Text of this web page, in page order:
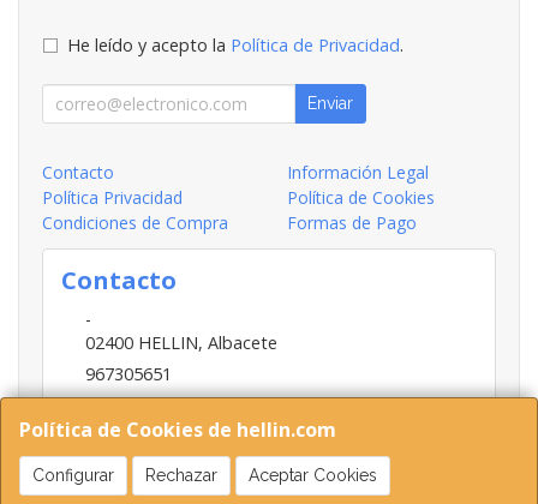
Política de Cookies de hellin.com
Configurar Rechazar Aceptar Cookies
He leído y acepto la Política de Privacidad.
Enviar
Contacto
Información Legal
Política Privacidad
Política de Cookies
Condiciones de Compra
Formas de Pago
Contacto
-
02400 HELLIN, Albacete
967305651
INFO@HELLIN.COM
Horario